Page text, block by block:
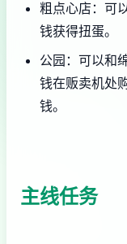
粗点心店：可
钱获得扭蛋。
公园：可以和
钱在贩卖机处
钱。
主线任务